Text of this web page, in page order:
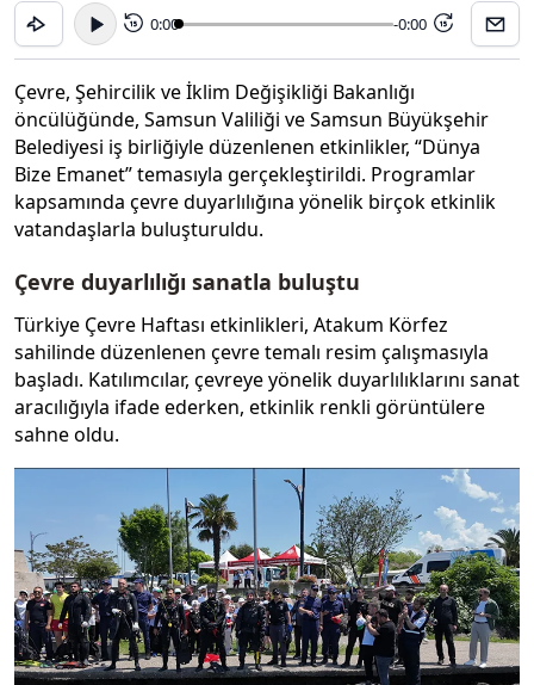
15 0:00 -0:00 15
Çevre, Şehircilik ve İklim Değişikliği Bakanlığı
öncülüğünde, Samsun Valiliği ve Samsun Büyükşehir
Belediyesi iş birliğiyle düzenlenen etkinlikler, “Dünya
Bize Emanet” temasıyla gerçekleştirildi. Programlar
kapsamında çevre duyarlılığına yönelik birçok etkinlik
vatandaşlarla buluşturuldu.
Çevre duyarlılığı sanatla buluştu
Türkiye Çevre Haftası etkinlikleri, Atakum Körfez
sahilinde düzenlenen çevre temalı resim çalışmasıyla
başladı. Katılımcılar, çevreye yönelik duyarlılıklarını sanat
aracılığıyla ifade ederken, etkinlik renkli görüntülere
sahne oldu.